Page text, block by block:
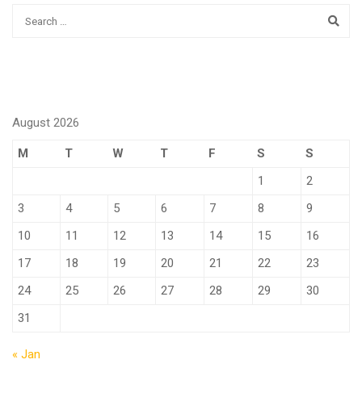
August 2026
M T W T F S
S
1
2
3
4 5 6 7 8
9
10
11 12 13 14 15
16
17
18 19 20 21 22
23
24
25 26 27 28 29
30
31
« Jan